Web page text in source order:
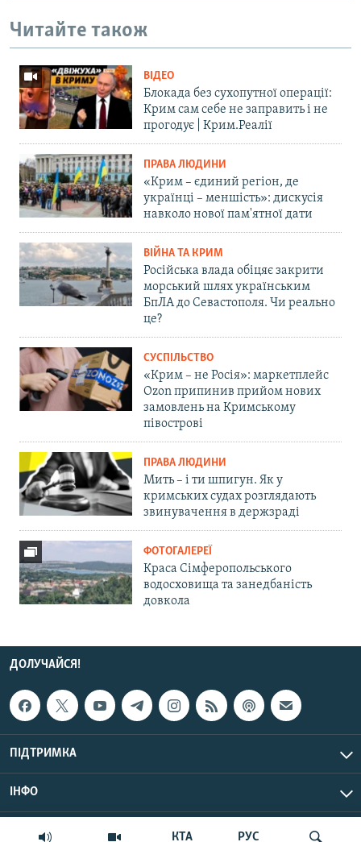
КТА РУС
Читайте також
ВІДЕО
Блокада без сухопутної операції:
Крим сам себе не заправить і не
прогодує | Крим.Реалії
ПРАВА ЛЮДИНИ
«Крим – єдиний регіон, де
українці – меншість»: дискусія
навколо нової пам'ятної дати
ВІЙНА ТА КРИМ
Російська влада обіцяє закрити
морський шлях українським
БпЛА до Севастополя. Чи реально
це?
СУСПІЛЬСТВО
«Крим – не Росія»: маркетплейс
Ozon припинив прийом нових
замовлень на Кримському
півострові
ПРАВА ЛЮДИНИ
Мить – і ти шпигун. Як у
кримських судах розглядають
звинувачення в держзраді
ФОТОГАЛЕРЕЇ
Краса Сімферопольського
водосховища та занедбаність
довкола
ДОЛУЧАЙСЯ!
ПІДТРИМКА
ІНФО
© Крим.Реалії, 2026 | Усі права застережено.